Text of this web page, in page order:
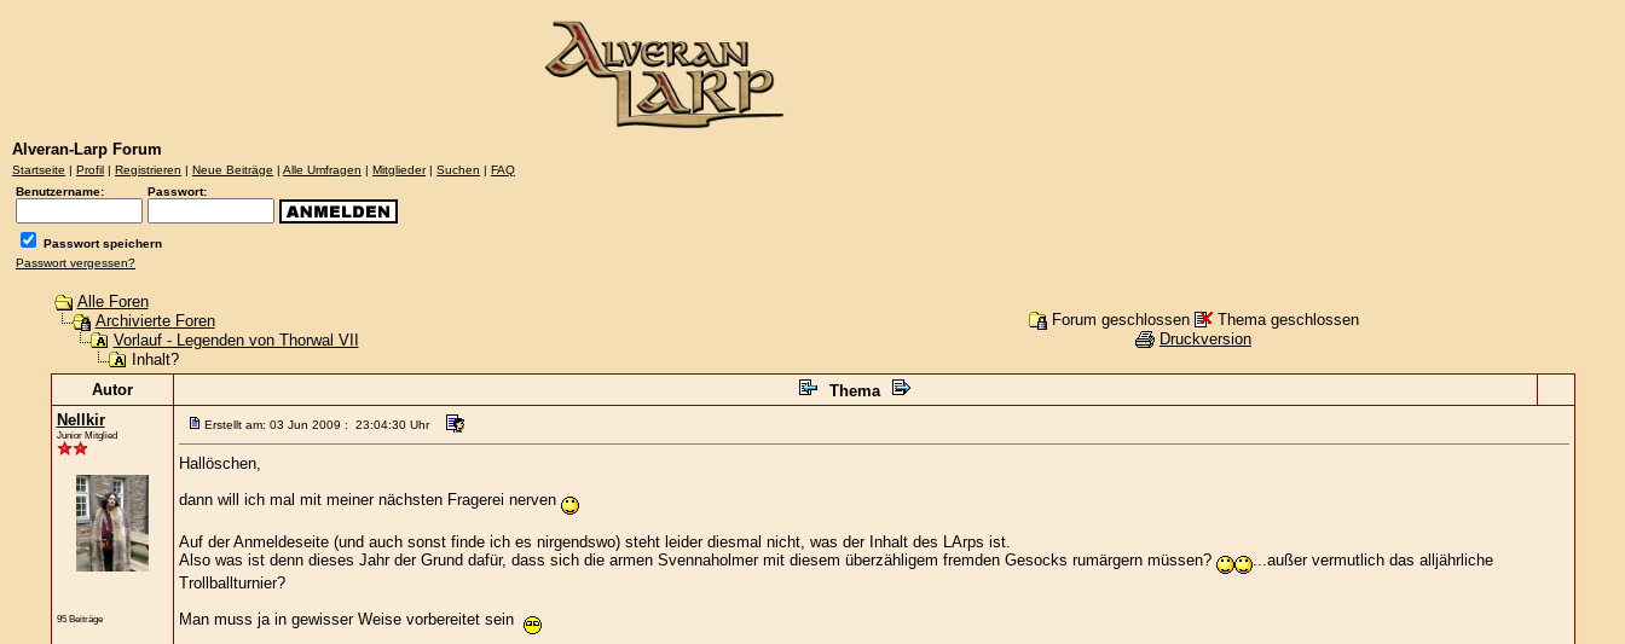
Alveran-Larp Forum
Startseite | Profil | Registrieren | Neue Beiträge | Alle Umfragen | Mitglieder| Suchen | FAQ
Benutzername:
Passwort:
Passwort speichern
Passwort vergessen?
Alle Foren
Archivierte Foren
Vorlauf - Legenden von Thorwal VII
Inhalt?
Forum geschlossen
Thema geschlossen
Druckversion
Autor
Thema
Nellkir
Junior Mitglied
95 Beiträge
Erstellt am: 03 Jun 2009 : 23:04:30 Uhr
Hallöschen,
dann will ich mal mit meiner nächsten Fragerei nerven
Auf der Anmeldeseite (und auch sonst finde ich es nirgendswo) steht leider diesmal nicht, was der Inhalt des LArps ist.
Also was ist denn dieses Jahr der Grund dafür, dass sich die armen Svennaholmer mit diesem überzähligem fremden Gesocks rumärgern müssen?
...außer vermutlich das alljährliche
Trollballturnier?
Man muss ja in gewisser Weise vorbereitet sein